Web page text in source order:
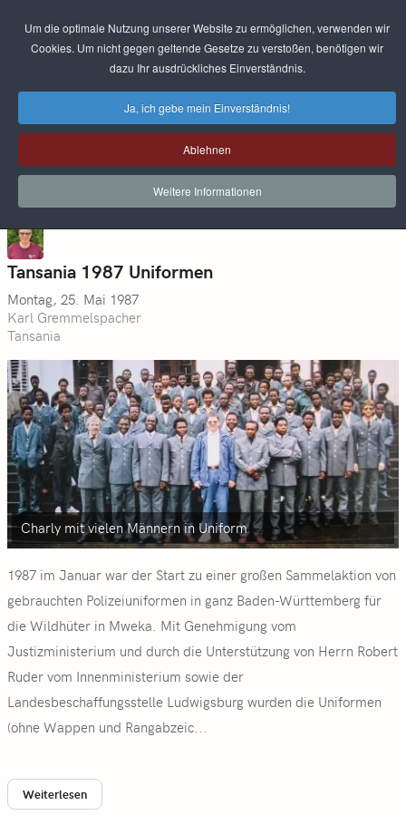
Um die optimale Nutzung unserer Website zu ermöglichen, verwenden wir
Cookies. Um nicht gegen geltende Gesetze zu verstoßen, benötigen wir
dazu Ihr ausdrückliches Einverständnis.
Ja, ich gebe mein Einverständnis!
Ablehnen
Weitere Informationen
Tansania 1987 Uniformen
Montag, 25. Mai 1987
Karl Gremmelspacher
Tansania
Charly mit vielen Männern in Uniform
1987 im Januar war der Start zu einer großen Sammelaktion von
gebrauchten Polizeiuniformen in ganz Baden-Württemberg für
die Wildhüter in Mweka. Mit Genehmigung vom
Justizministerium und durch die Unterstützung von Herrn Robert
Ruder vom Innenministerium sowie der
Landesbeschaffungsstelle Ludwigsburg wurden die Uniformen
(ohne Wappen und Rangabzeic...
Weiterlesen